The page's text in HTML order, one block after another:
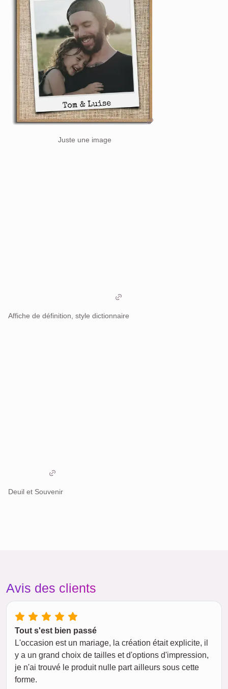
Juste une image
Affiche de définition, style dictionnaire
Deuil et Souvenir
Avis des clients
Tout s'est bien passé
L'occasion est un mariage, la création était explicite, il
y a un grand choix de tailles et d'options d'impression,
je n'ai trouvé le produit nulle part ailleurs sous cette
forme.